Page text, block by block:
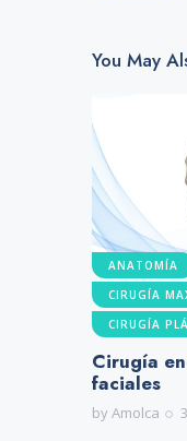
You May
ANATOMÍA
CIRUGÍA
CIRUGÍA
Cirugía
faciales
byAmolca